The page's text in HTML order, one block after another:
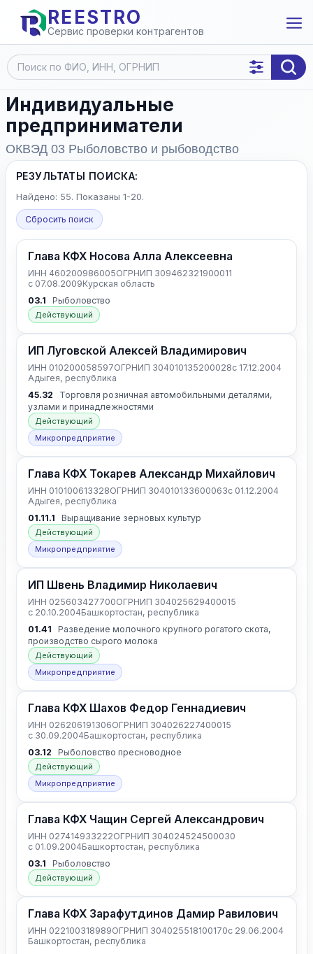
REESTRO
Сервис проверки контрагентов
Индивидуальные
предприниматели
ОКВЭД 03 Рыболовство и рыбоводство
РЕЗУЛЬТАТЫ ПОИСКА:
Найдено: 55. Показаны 1-20.
Сбросить поиск
Глава КФХ Носова Алла Алексеевна
ИНН 460200986005ОГРНИП 309462321900011
с 07.08.2009Курская область
03.1
Рыболовство
Действующий
ИП Луговской Алексей Владимирович
ИНН 010200058597ОГРНИП 304010135200028с 17.12.2004
Адыгея, республика
45.32
Торговля розничная автомобильными деталями,
узлами и принадлежностями
Действующий
Микропредприятие
Глава КФХ Токарев Александр Михайлович
ИНН 010100613328ОГРНИП 304010133600063с 01.12.2004
Адыгея, республика
01.11.1
Выращивание зерновых культур
Действующий
Микропредприятие
ИП Швень Владимир Николаевич
ИНН 025603427700ОГРНИП 304025629400015
с 20.10.2004Башкортостан, республика
01.41
Разведение молочного крупного рогатого скота,
производство сырого молока
Действующий
Микропредприятие
Глава КФХ Шахов Федор Геннадиевич
ИНН 026206191306ОГРНИП 304026227400015
с 30.09.2004Башкортостан, республика
03.12
Рыболовство пресноводное
Действующий
Микропредприятие
Глава КФХ Чащин Сергей Александрович
ИНН 027414933222ОГРНИП 304024524500030
с 01.09.2004Башкортостан, республика
03.1
Рыболовство
Действующий
Глава КФХ Зарафутдинов Дамир Равилович
ИНН 022100318989ОГРНИП 304025518100170с 29.06.2004
Башкортостан, республика